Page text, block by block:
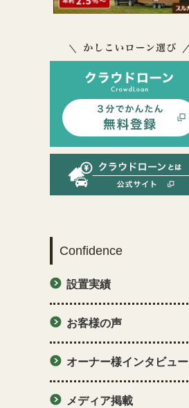
Confidence
設置実績
お客様の声
オーナー様インタビュー
メディア掲載